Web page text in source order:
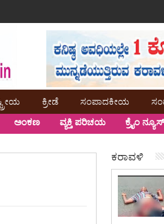
ಕ್ರೀಡೆ ಸಂಪಾದಕೀಯ
ಅಂಕಣ ವ್ಯಕ್ತಿ ಪರಿಚಯ ಕ್ರೈಂ ನ್ಯೂಸ್
ಕರಾವಳಿ